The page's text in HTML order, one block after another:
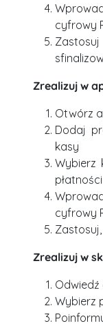
cyfrowy
Zrealizuj w
Otwórz
Dodaj
kasy
Wybierz
płatności
cyfrowy
Zrealizuj w
Odwiedź
Wybierz